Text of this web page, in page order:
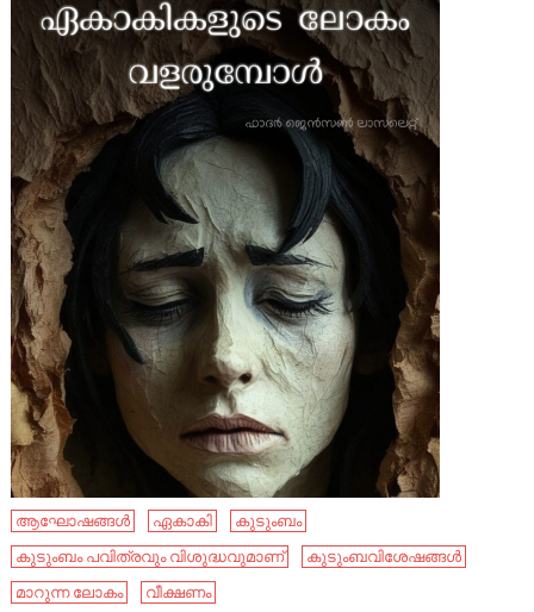
ആഘോഷങ്ങൾ ഏകാകി
കുടുംബം
കുടുംബം പവിത്രവും വിശുദ്ധവുമാണ്
കുടുംബവിശേഷങ്ങൾ
മാറുന്ന ലോകം
വീക്ഷണം